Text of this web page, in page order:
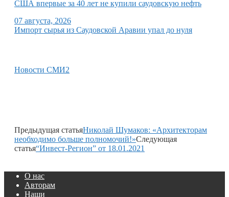
США впервые за 40 лет не купили саудовскую нефть
07 августа, 2026
Импорт сырья из Саудовской Аравии упал до нуля
Новости СМИ2
Предыдущая статьяНиколай Шумаков: «Архитекторам
необходимо больше полномочий!»Следующая
статья“Инвест-Регион” от 18.01.2021
О нас
Авторам
Наши